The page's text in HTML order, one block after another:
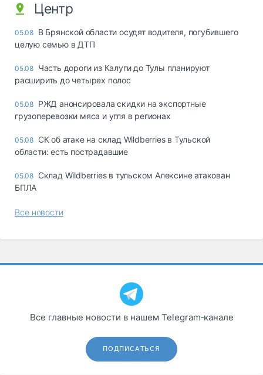
Центр
05.08 В Брянской области осудят водителя, погубившего
целую семью в ДТП
05.08 Часть дороги из Калуги до Тулы планируют
расширить до четырех полос
05.08 РЖД анонсировала скидки на экспортные
грузоперевозки мяса и угля в регионах
05.08 СК об атаке на склад Wildberries в Тульской
области: есть пострадавшие
05.08 Склад Wildberries в тульском Алексине атакован
БПЛА
Все новости
Все главные новости в нашем Telegram‑канале
ПОДПИСАТЬСЯ